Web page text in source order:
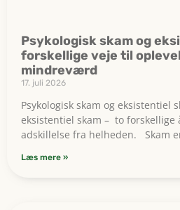
Psykologisk skam og
forskellige veje til
mindreværd
17. juli 2026
Psykologisk skam og eksistentiel
eksistentiel skam – to forskellige
adskillelse fra helheden. Skam
Læs mere »